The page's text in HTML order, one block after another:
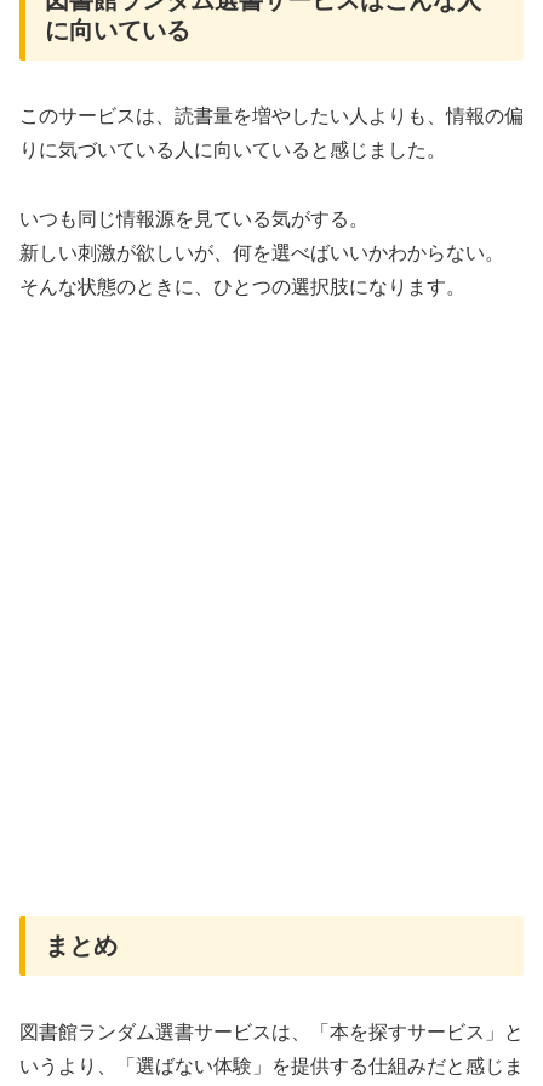
に向いている
このサービスは、読書量を増やしたい人よりも、情報の偏
りに気づいている人に向いていると感じました。
いつも同じ情報源を見ている気がする。
新しい刺激が欲しいが、何を選べばいいかわからない。
そんな状態のときに、ひとつの選択肢になります。
まとめ
図書館ランダム選書サービスは、「本を探すサービス」と
いうより、「選ばない体験」を提供する仕組みだと感じま